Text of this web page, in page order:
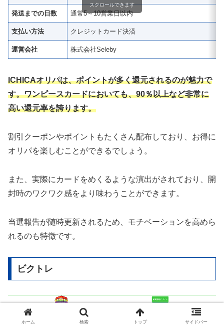
発送までの日数 通常5～10営業日以内
支払い方法 クレジットカード決済
運営会社 株式会社Seleby
スクロールできます
ICHICAオリパは、ポイントが多く還元されるのが魅力で
す。ワンピースカードにおいても、90％以上など非常に
高い還元率を誇ります。
割引クーポンやポイントもたくさん配布しており、お得に
オリパを楽しむことができるでしょう。
また、実際にカードをめくるような演出がされており、開
封時のワクワク感をより味わうことができます。
当選報告が随時更新されるため、モチベーションを高めら
れるのも特徴です。
ビクトレ
ホーム 検索 トップ サイドバー